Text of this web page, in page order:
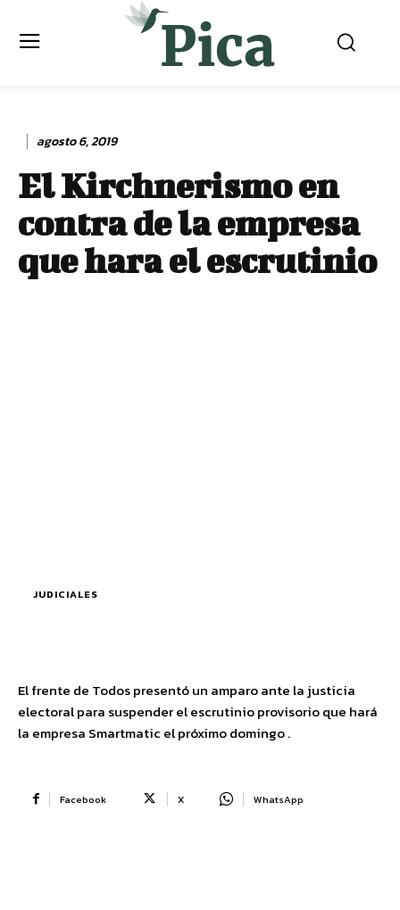
agosto 6, 2019
El Kirchnerismo en
contra de la empresa
que hara el escrutinio
JUDICIALES
El frente de Todos presentó un amparo ante la justicia
electoral para suspender el escrutinio provisorio que hará
la empresa Smartmatic el próximo domingo .
Facebook X WhatsApp